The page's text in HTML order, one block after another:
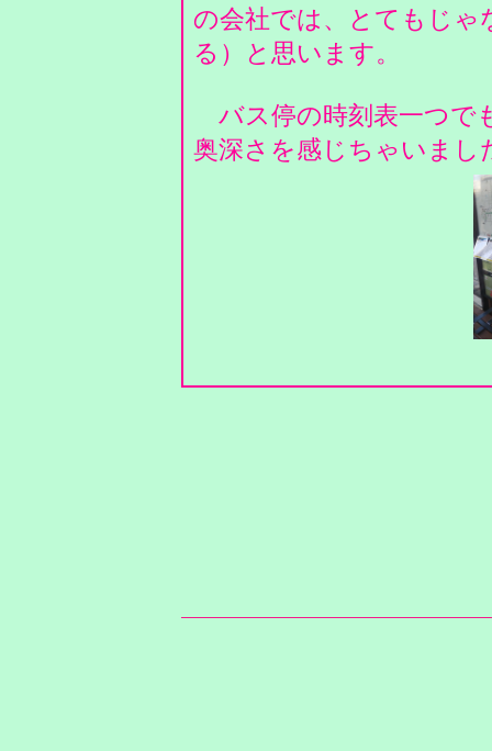
の会社では、とてもじゃ
る）と思います。
バス停の時刻表一つで
奥深さを感じちゃいまし